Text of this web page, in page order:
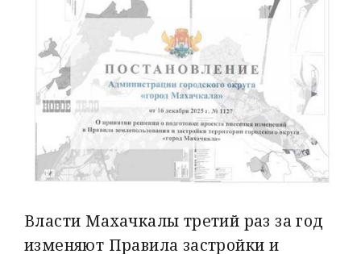
Власти Махачкалы третий раз за год
изменяют Правила застройки и